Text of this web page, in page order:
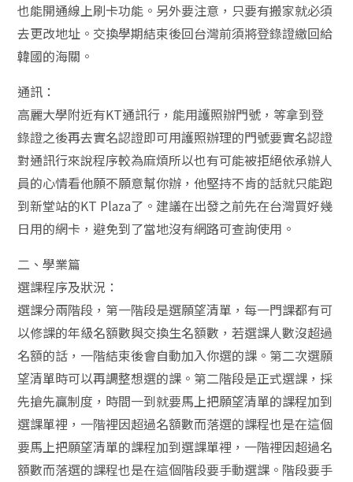
也能開通線上刷卡功能。另外要注意，只要有搬家就必須
去更改地址。交換學期結束後回台灣前須將登錄證繳回給
韓國的海關。
通訊：
高麗大學附近有KT通訊行，能用護照辦門號，等拿到登
錄證之後再去實名認證即可用護照辦理的門號要實名認證
對通訊行來說程序較為麻煩所以也有可能被拒絕依承辦人
員的心情看他願不願意幫你辦，他堅持不肯的話就只能跑
到新堂站的KT Plaza了。建議在出發之前先在台灣買好幾
日用的網卡，避免到了當地沒有網路可查詢使用。
二、學業篇
選課程序及狀況：
選課分兩階段，第一階段是選願望清單，每一門課都有可
以修課的年級名額數與交換生名額數，若選課人數沒超過
名額的話，一階結束後會自動加入你選的課。第二次選願
望清單時可以再調整想選的課。第二階段是正式選課，採
先搶先贏制度，時間一到就要馬上把願望清單的課程加到
選課單裡，一階裡因超過名額數而落選的課程也是在這個
要馬上把願望清單的課程加到選課單裡，一階裡因超過名
額數而落選的課程也是在這個階段要手動選課。階段要手